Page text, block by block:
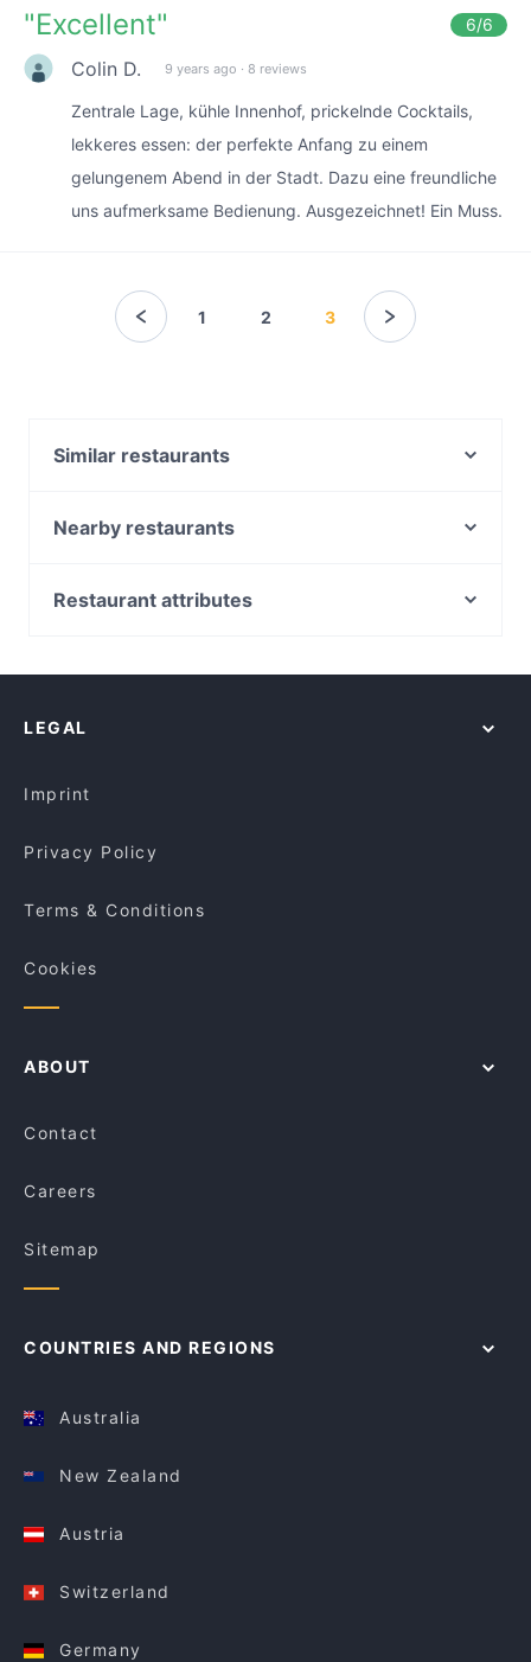
"Excellent" 6/6
Colin D. 9 years ago · 8 reviews
Zentrale Lage, kühle Innenhof, prickelnde Cocktails,
lekkeres essen: der perfekte Anfang zu einem
gelungenem Abend in der Stadt. Dazu eine freundliche
uns aufmerksame Bedienung. Ausgezeichnet! Ein Muss.
1 2 3
Similar restaurants
Patolli Kaffeebar
Geisha - Pan Asia & Sushi Bar am Gärtnerplatz
TEGERNSEER TAL - Bräuhaus
Nearby restaurants
Kaiser Otto
Restaurant Nam Giao 31
El Chapo Bar & Grill
Restaurant attributes
Restaurants Serving Dessert in Munich
LEGAL
Imprint
Privacy Policy
Terms & Conditions
Cookies
ABOUT
Contact
Careers
Sitemap
COUNTRIES AND REGIONS
Australia
New Zealand
Austria
Switzerland
Germany